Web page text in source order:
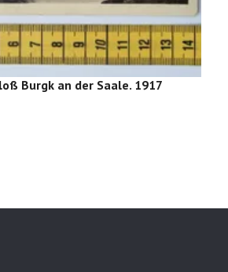
Burgk an der Saale. 1917